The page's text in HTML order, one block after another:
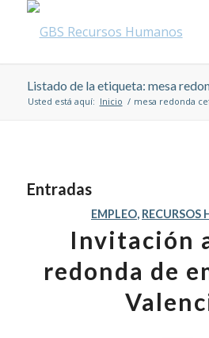
Listado de la etiqueta: mesa
Usted está aquí: Inicio / mesa redonda
Entradas
EMPLEO, RECURSOS
Invitación
redonda de